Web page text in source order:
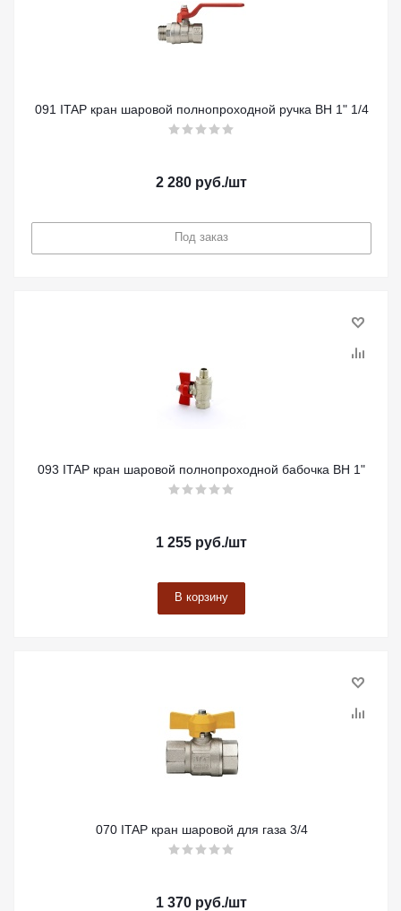
091 ITAP кран шаровой полнопроходной ручка ВН 1" 1/4
2 280 руб./шт
Под заказ
093 ITAP кран шаровой полнопроходной бабочка ВН 1"
1 255 руб./шт
В корзину
070 ITAP кран шаровой для газа 3/4
1 370 руб./шт